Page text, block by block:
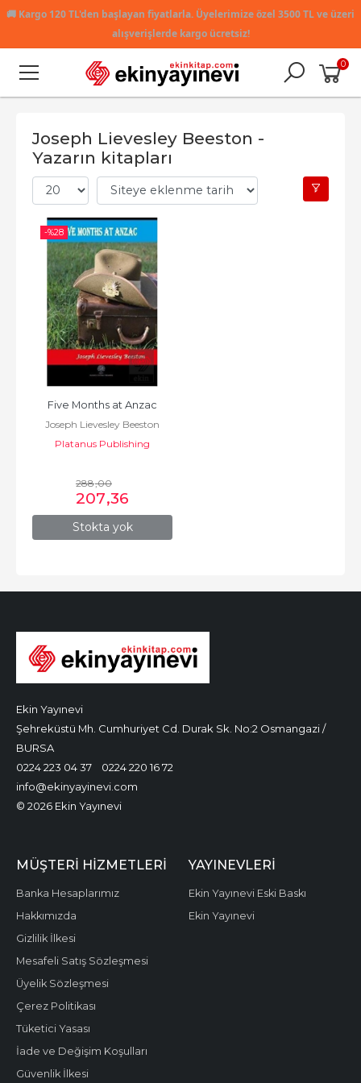
🚚 Kargo 120 TL'den başlayan fiyatlarla. Üyelerimize özel 3500 TL ve üzeri
alışverişlerde kargo ücretsiz!
0
Joseph Lievesley Beeston -
Yazarın kitapları
-%28
Stokta yok
Five Months at Anzac
Joseph Lievesley Beeston
Platanus Publishing
288,00
207,36
Ekin Yayınevi
Şehreküstü Mh. Cumhuriyet Cd. Durak Sk. No:2 Osmangazi /
BURSA
0224 223 04 37
0224 220 16 72
info@ekinyayinevi.com
© 2026 Ekin Yayınevi
MÜŞTERI HIZMETLERI
Banka Hesaplarımız
Hakkımızda
Gizlilik İlkesi
Mesafeli Satış Sözleşmesi
Üyelik Sözleşmesi
Çerez Politikası
Tüketici Yasası
İade ve Değişim Koşulları
Güvenlik İlkesi
YAYINEVLERI
Ekin Yayınevi Eski Baskı
Ekin Yayınevi